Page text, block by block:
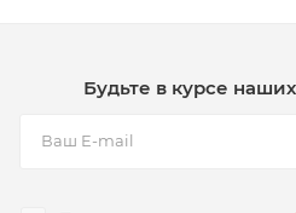
Будьте в курсе